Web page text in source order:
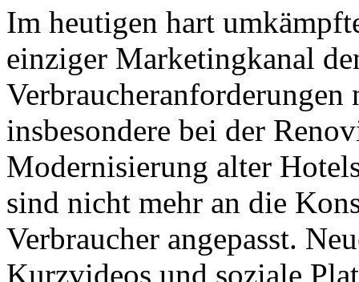
Im heutigen hart
einziger Marketingkanal
insbesondere bei der
Modernisierung alter
sind nicht mehr an die
Verbraucher angepasst.
Kurzvideos und soziale